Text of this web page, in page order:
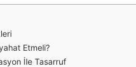
Etmeli?
İle Tasarruf